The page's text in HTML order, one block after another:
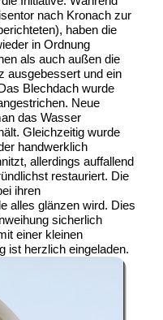
nach Kronach zur
haben die
in Ordnung
als auch außen die
ausgebessert und ein
Blechdach wurde
Neue
das Wasser
Gleichzeitig wurde
handwerklich
allerdings auffallend
restauriert. Die
ihren
alles glänzen wird. Dies
sicherlich
einer kleinen
ist herzlich eingeladen.